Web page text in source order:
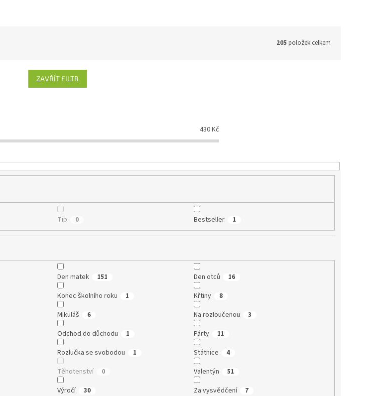
205 položek celkem
ZAVŘÍT FILTR
430Kč
Tip 0 Bestseller 1
Den matek 151 Den otců 16
Konec školního roku 1 Křtiny 8
Mikuláš 6 Na rozloučenou 3
Odchod do důchodu 1 Párty 11
Rozlučka se svobodou 1 Státnice 4
Těhotenství 0 Valentýn 51
Výročí 30 Za vysvědčení 7